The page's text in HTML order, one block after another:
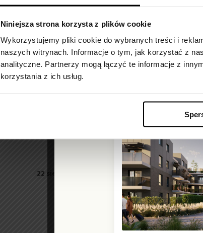
Niniejsza strona korzysta z plików cookie
Wykorzystujemy pliki cookie do wybranych treści i
naszych witrynach. Informacje o tym, jak korzystać z
analityczne. Partnerzy mogą łączyć te informacje z
korzystania z ich usług.
26 sierpnia 2023
22 sierpnia 2023